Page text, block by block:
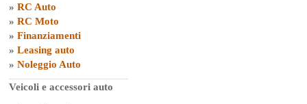
» RC Auto
» RC Moto
» Finanziamenti
» Leasing auto
» Noleggio Auto
Veicoli e accessori auto